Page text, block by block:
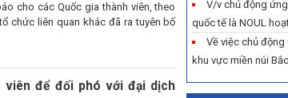
cho các Quốc gia thành viên, theo
chức liên quan khác đã ra tuyên bố
viên để đối phó với đại dịch
V/v chủ động
quốc tế là NOUL
Về việc chủ
khu vực miền núi